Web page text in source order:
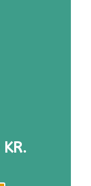
KR.DEN